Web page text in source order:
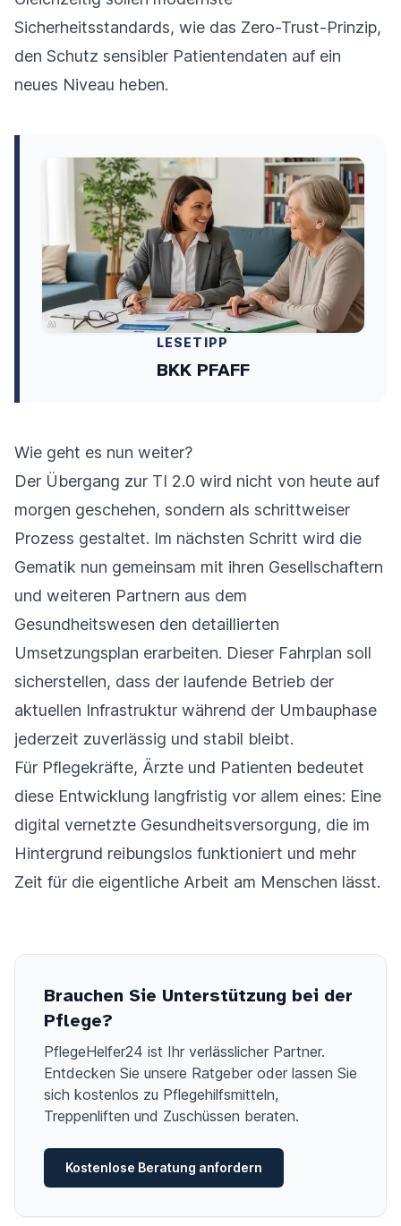
Sicherheitsstandards, wie das Zero-Trust-Prinzip,
den Schutz sensibler Patientendaten auf ein
neues Niveau heben.
LESETIPP
BKK PFAFF
Wie geht es nun weiter?
Der Übergang zur TI 2.0 wird nicht von heute auf
morgen geschehen, sondern als schrittweiser
Prozess gestaltet. Im nächsten Schritt wird die
Gematik nun gemeinsam mit ihren Gesellschaftern
und weiteren Partnern aus dem
Gesundheitswesen den detaillierten
Umsetzungsplan erarbeiten. Dieser Fahrplan soll
sicherstellen, dass der laufende Betrieb der
aktuellen Infrastruktur während der Umbauphase
jederzeit zuverlässig und stabil bleibt.
Für Pflegekräfte, Ärzte und Patienten bedeutet
diese Entwicklung langfristig vor allem eines: Eine
digital vernetzte Gesundheitsversorgung, die im
Hintergrund reibungslos funktioniert und mehr
Zeit für die eigentliche Arbeit am Menschen lässt.
Brauchen Sie Unterstützung bei der
Pflege?
PflegeHelfer24 ist Ihr verlässlicher Partner.
Entdecken Sie unsere Ratgeber oder lassen Sie
sich kostenlos zu Pflegehilfsmitteln,
Treppenliften und Zuschüssen beraten.
Kostenlose Beratung anfordern